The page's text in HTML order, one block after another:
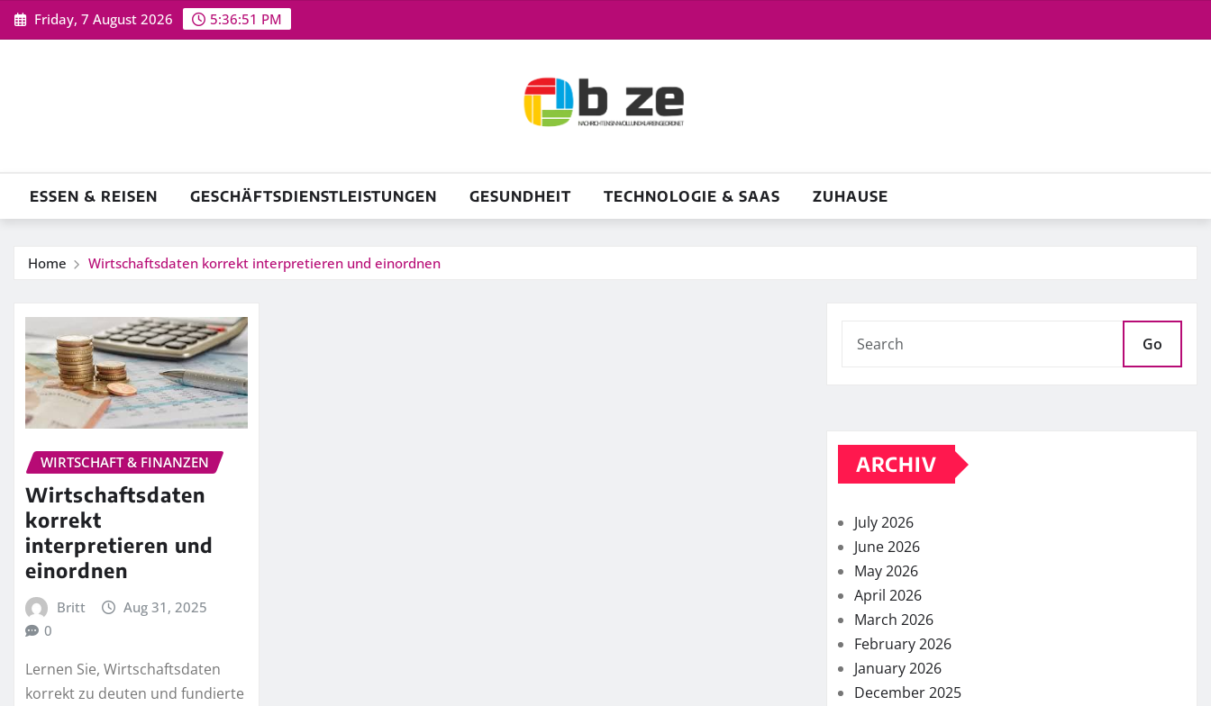
Skip
to
Friday, 7 August 2026 5:36:52 PM
ESSEN & REISEN GESCHÄFTSDIENSTLEISTUNGEN GESUNDHEIT TECHNOLOGIE & SAAS ZUHAUSE
Home Wirtschaftsdaten korrekt interpretieren und einordnen
WIRTSCHAFT & FINANZEN
Wirtschaftsdaten
korrekt
interpretieren und
einordnen
Britt
Aug 31, 2025
0
Lernen Sie, Wirtschaftsdaten
korrekt zu deuten und fundierte
Go
ARCHIV
July 2026
June 2026
May 2026
April 2026
March 2026
February 2026
January 2026
December 2025